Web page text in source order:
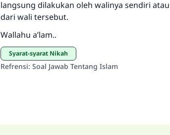
langsung dilakukan oleh walinya sendiri
dari wali tersebut.
Wallahu a’lam..
Syarat-syarat Nikah
Refrensi: Soal Jawab Tentang Islam